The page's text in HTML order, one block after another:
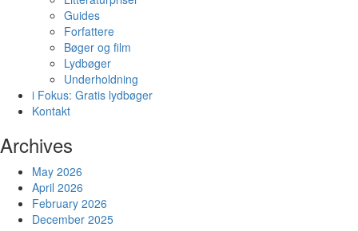
Guides
Forfattere
Bøger og film
Lydbøger
Underholdning
i Fokus: Gratis lydbøger
Kontakt
Archives
May 2026
April 2026
February 2026
December 2025